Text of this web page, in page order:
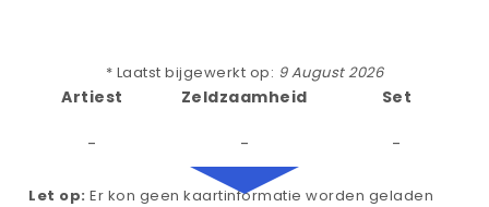
* Laatst bijgewerkt op: 9 August 2026
Artiest
-
Zeldzaamheid
-
Set
-
Let op: Er kon geen kaartinformatie worden geladen